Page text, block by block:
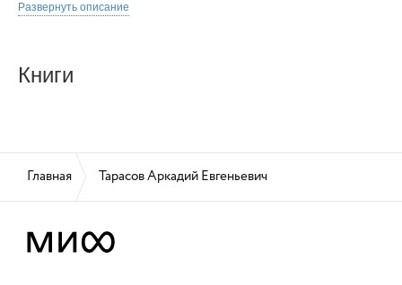
Образовач, Музей архитектуры).
Развернуть описание
Книги
Главная Тарасов Аркадий Евгеньевич